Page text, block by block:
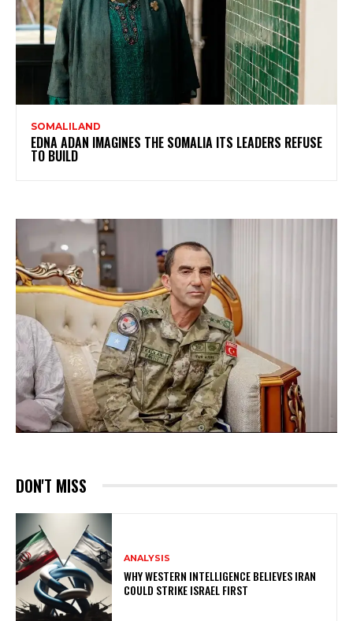
SOMALILAND
EDNA ADAN IMAGINES THE SOMALIA ITS LEADERS REFUSE
TO BUILD
DON'T MISS
ANALYSIS
WHY WESTERN INTELLIGENCE BELIEVES IRAN
COULD STRIKE ISRAEL FIRST